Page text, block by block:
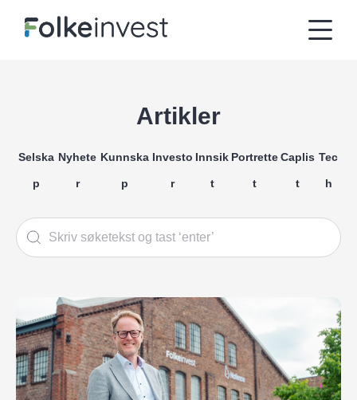
Artikler
Selska
p
Nyhete
r
Kunnska
p
Investo
r
Innsik
t
Portrette
t
Caplis
t
Tec
h